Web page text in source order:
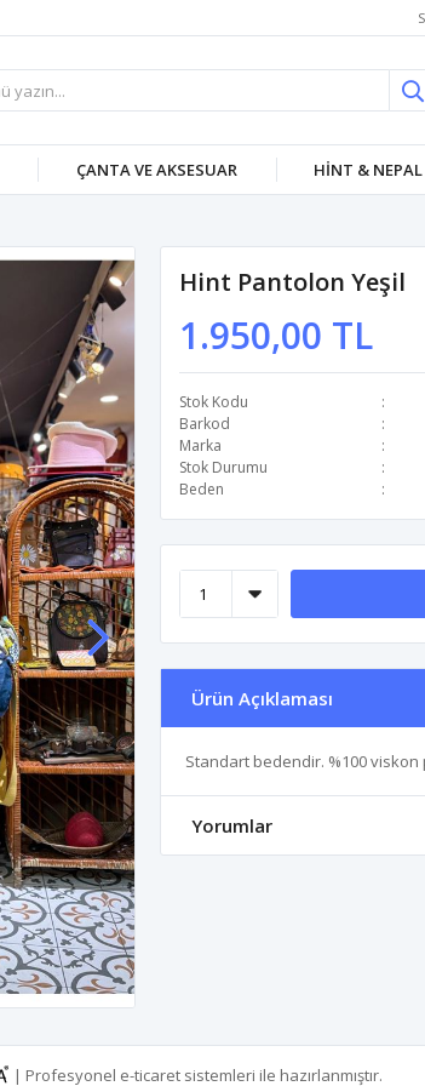
ÇANTA VE AKSESUAR HİNT & NEPAL
Hint Pantolon Yeşil
1.950,00 TL
Stok Kodu
Barkod
Marka
Stok Durumu
Beden
Ürün Açıklaması
Standart bedendir. %100 viskon
Yorumlar
| Profesyonel e-ticaret sistemleri ile hazırlanmıştır.